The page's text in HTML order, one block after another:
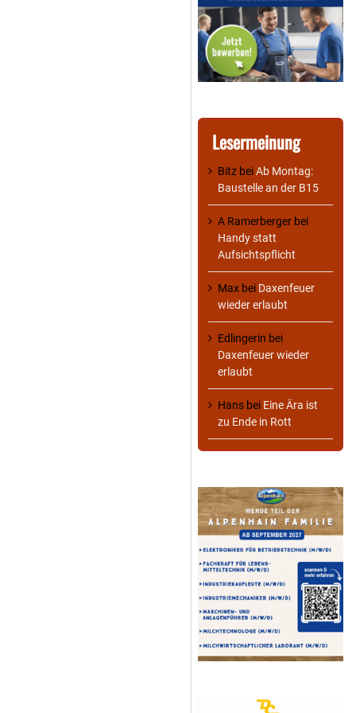
Lesermeinung
Bitz beiAb Montag:
Baustelle an der B15
A Ramerberger bei
Handy statt
Aufsichtspflicht
Max bei Daxenfeuer
wieder erlaubt
Edlingerin bei
Daxenfeuer wieder
erlaubt
Hans bei Eine Ära ist
zu Ende in Rott